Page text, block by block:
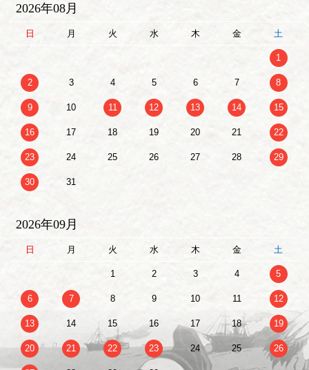
2026年08月
日 月 火 水 木 金 土
1
2 3 4 5 6 7 8
9 10 11 12 13 14 15
16 17 18 19 20 21 22
23 24 25 26 27 28 29
30 31
2026年09月
日 月 火 水 木 金 土
1 2 3 4 5
6 7 8 9 10 11 12
13 14 15 16 17 18 19
20 21 22 23 24 25 26